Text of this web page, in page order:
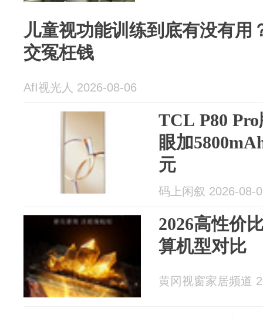
儿童视功能训练到底有没有用
交冤枉钱
AfI视光人 2026-08-06
TCL P80
眼加
元
码上闲叙 2026-08-
2026高性价
算机型对比
黄冈视窗家居频道